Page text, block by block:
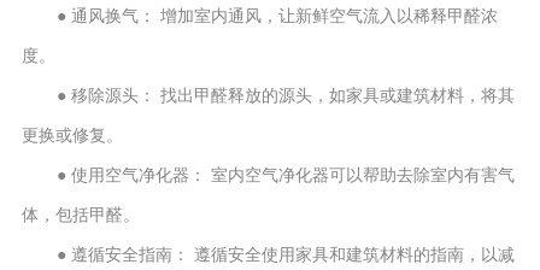
● 通风换气： 增加室内通风，让新鲜空气流入以稀释甲醛浓
度。
● 移除源头： 找出甲醛释放的源头，如家具或建筑材料，将其
更换或修复。
● 使用空气净化器： 室内空气净化器可以帮助去除室内有害气
体，包括甲醛。
● 遵循安全指南： 遵循安全使用家具和建筑材料的指南，以减